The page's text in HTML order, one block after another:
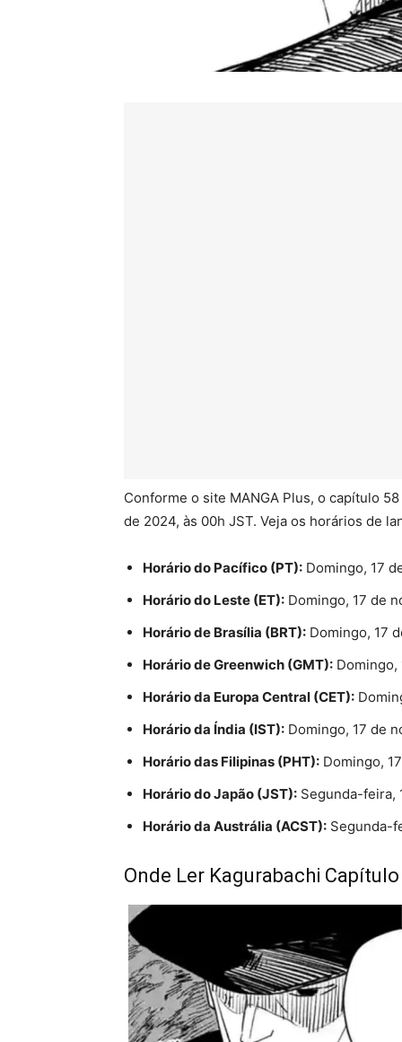
Conforme o site MANGA Plus, o capítulo
de 2024, às 00h JST. Veja os horários de
Horário do Pacífico (PT): Domingo, 17
Horário do Leste (ET): Domingo, 17 de
Horário de Brasília (BRT): Domingo, 17
Horário de Greenwich (GMT): Domingo,
Horário da Europa Central (CET):
Horário da Índia (IST): Domingo, 17 de
Horário das Filipinas (PHT): Domingo,
Horário do Japão (JST): Segunda-feira,
Horário da Austrália (ACST): Segunda-
Onde Ler Kagurabachi Capítulo